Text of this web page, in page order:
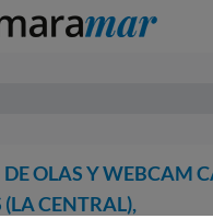
OLAS Y WEBCAM
CENTRAL),